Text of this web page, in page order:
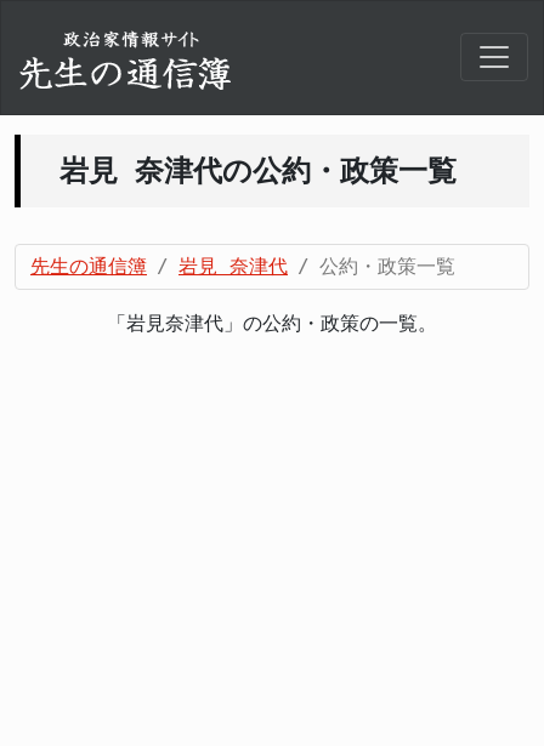
岩見 奈津代の公約・政策一覧
先生の通信簿 岩見 奈津代 公約・政策一覧
「岩見奈津代」の公約・政策の一覧。